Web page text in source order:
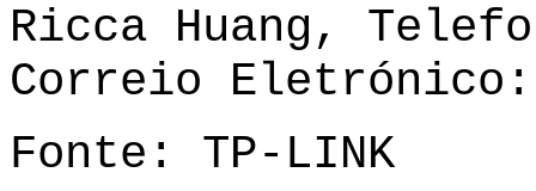
Ricca Huang,
Correio
Fonte: TP-LINK